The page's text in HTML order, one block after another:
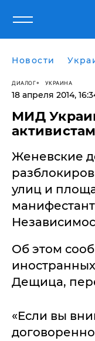
Новости
ДИАЛОГ УКРАИНА
18 апреля 2014,
МИД
Женевские
улиц и
Об этом
Дещица,
«Если вы